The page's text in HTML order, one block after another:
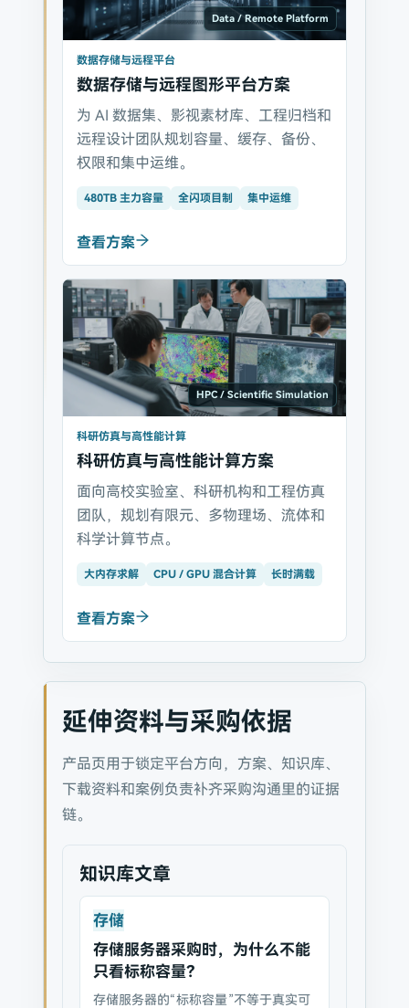
Data / Remote Platform
数据存储与远程平台
数据存储与远程图形平台方案
为 AI 数据集、影视素材库、工程归档和
远程设计团队规划容量、缓存、备份、
权限和集中运维。
480TB 主力容量 全闪项目制 集中运维
查看方案
HPC / Scientific Simulation
科研仿真与高性能计算
科研仿真与高性能计算方案
面向高校实验室、科研机构和工程仿真
团队，规划有限元、多物理场、流体和
科学计算节点。
大内存求解 CPU / GPU 混合计算 长时满载
查看方案
延伸资料与采购依据
产品页用于锁定平台方向，方案、知识库、
下载资料和案例负责补齐采购沟通里的证据
链。
知识库文章
存储
存储服务器采购时，为什么不能
只看标称容量？
存储服务器的“标称容量”不等于真实可